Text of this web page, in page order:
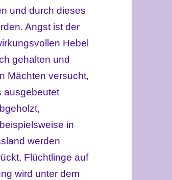
und durch dieses
Angst ist der
Hebel
gehalten und
Mächten versucht,
ausgebeutet
in
werden
Flüchtlinge auf
wird unter dem